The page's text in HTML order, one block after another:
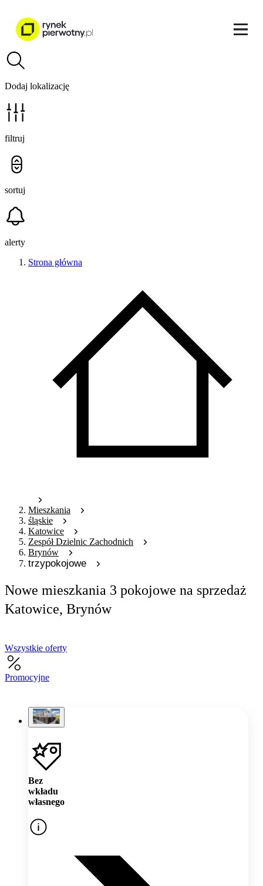
Dodaj lokalizację
filtruj
sortuj
alerty
Strona główna
Mieszkania
śląskie
Katowice
Zespół Dzielnic Zachodnich
Brynów
trzypokojowe
Nowe mieszkania 3 pokojowe na sprzedaż
Katowice, Brynów
Wszystkie oferty
Promocyjne
Bez
wkładu
własnego